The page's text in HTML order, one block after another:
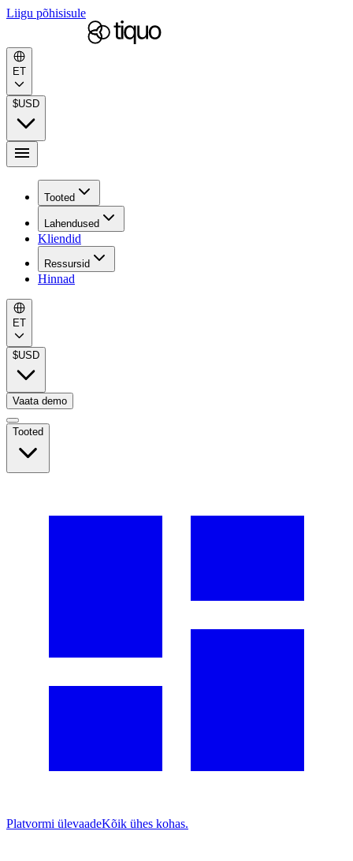
Liigu põhisisule
ET
$USD
Tooted
Lahendused
Kliendid
Ressursid
Hinnad
ET
$USD
Vaata demo
Tooted
Platvormi ülevaadeKõik ühes kohas.